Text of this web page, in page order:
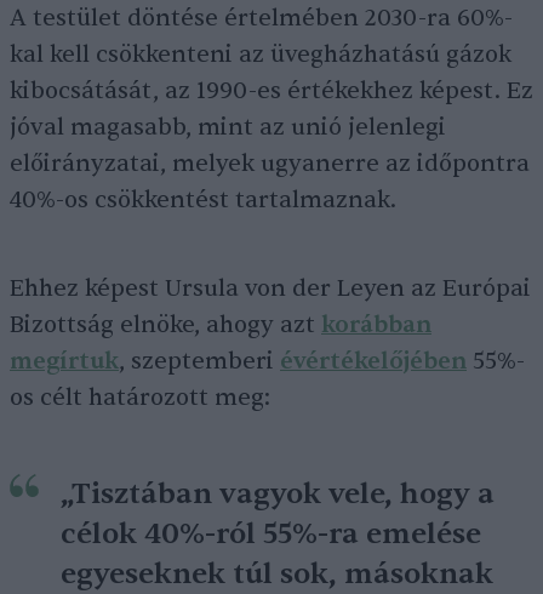
A testület döntése értelmében 2030-ra 60%-
kal kell csökkenteni az üvegházhatású gázok
kibocsátását, az 1990-es értékekhez képest. Ez
jóval magasabb, mint az unió jelenlegi
előirányzatai, melyek ugyanerre az időpontra
40%-os csökkentést tartalmaznak.
Ehhez képest Ursula von der Leyen az Európai
Bizottság elnöke, ahogy azt korábban
megírtuk, szeptemberi évértékelőjében 55%-
os célt határozott meg:
„Tisztában vagyok vele, hogy a
célok 40%-ról 55%-ra emelése
egyeseknek túl sok, másoknak